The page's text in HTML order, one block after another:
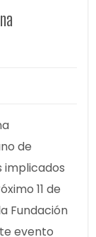
de
implicados
11 de
Fundación
evento